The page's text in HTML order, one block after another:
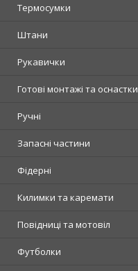
Термосумки
Штани
Рукавички
Готові монтажі та оснастки
Ручні
Запасні частини
Фідерні
Килимки та каремати
Повідниці та мотовіл
Футболки